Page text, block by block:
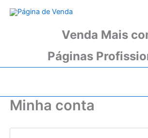
para
Venda Mais
Páginas
Minha conta